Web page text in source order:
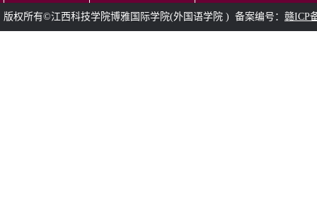
版权所有©江西科技学院博雅国际学院(外国语学院 ) 备案编号： 赣ICP